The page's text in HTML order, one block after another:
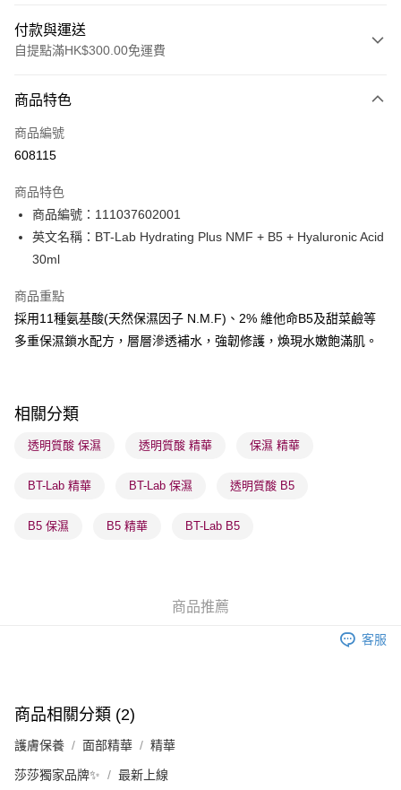
付款與運送
自提點滿HK$300.00免運費
信用卡
Apple Pay
PayMe
WeChat Pay
送貨方式
順豐自助櫃 - 確認發貨後1-3個工作天送達
順豐站及營業點 - 確認發貨後1-3個工作天送達
物流公司進行物流配送
澳門地區配送 - 確認發貨後1-4個工作天送達
商品特色
商品編號
608115
商品特色
商品編號：111037602001
英文名稱：BT-Lab Hydrating Plus NMF + B5 + Hyaluronic Acid
30ml
商品重點
採用11種氨基酸(天然保濕因子 N.M.F)、2% 維他命B5及甜菜鹼等
多重保濕鎖水配方，層層滲透補水，強韌修護，煥現水嫩飽滿肌。
相關分類
透明質酸 保濕 透明質酸 精華 保濕 精華
BT-Lab 精華 BT-Lab 保濕 透明質酸 B5
B5 保濕 B5 精華 BT-Lab B5
商品推薦
客服
商品相關分類 (2)
護膚保養 面部精華 精華
莎莎獨家品牌✨ 最新上線